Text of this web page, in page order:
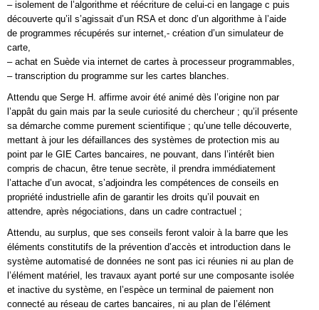
– isolement de l’algorithme et réécriture de celui-ci en langage c puis
découverte qu’il s’agissait d’un RSA et donc d’un algorithme à l’aide
de programmes récupérés sur internet,- création d’un simulateur de
carte,
– achat en Suède via internet de cartes à processeur programmables,
– transcription du programme sur les cartes blanches.
Attendu que Serge H. affirme avoir été animé dès l’origine non par
l’appât du gain mais par la seule curiosité du chercheur ; qu’il présente
sa démarche comme purement scientifique ; qu’une telle découverte,
mettant à jour les défaillances des systèmes de protection mis au
point par le GIE Cartes bancaires, ne pouvant, dans l’intérêt bien
compris de chacun, être tenue secrète, il prendra immédiatement
l’attache d’un avocat, s’adjoindra les compétences de conseils en
propriété industrielle afin de garantir les droits qu’il pouvait en
attendre, après négociations, dans un cadre contractuel ;
Attendu, au surplus, que ses conseils feront valoir à la barre que les
éléments constitutifs de la prévention d’accès et introduction dans le
système automatisé de données ne sont pas ici réunies ni au plan de
l’élément matériel, les travaux ayant porté sur une composante isolée
et inactive du système, en l’espèce un terminal de paiement non
connecté au réseau de cartes bancaires, ni au plan de l’élément